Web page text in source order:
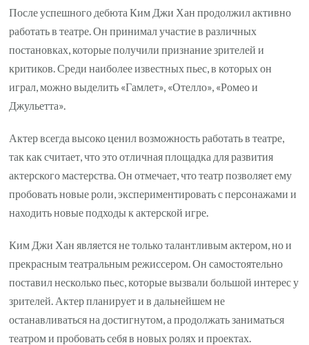
После успешного дебюта Ким Джи Хан продолжил активно
работать в театре. Он принимал участие в различных
постановках, которые получили признание зрителей и
критиков. Среди наиболее известных пьес, в которых он
играл, можно выделить «Гамлет», «Отелло», «Ромео и
Джульетта».
Актер всегда высоко ценил возможность работать в театре,
так как считает, что это отличная площадка для развития
актерского мастерства. Он отмечает, что театр позволяет ему
пробовать новые роли, экспериментировать с персонажами и
находить новые подходы к актерской игре.
Ким Джи Хан является не только талантливым актером, но и
прекрасным театральным режиссером. Он самостоятельно
поставил несколько пьес, которые вызвали большой интерес у
зрителей. Актер планирует и в дальнейшем не
останавливаться на достигнутом, а продолжать заниматься
театром и пробовать себя в новых ролях и проектах.